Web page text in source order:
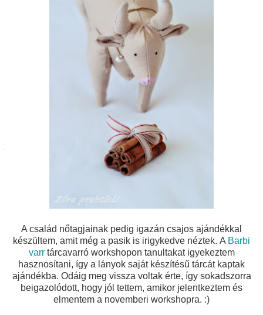
A család nőtagjainak pedig igazán csajos ajándékkal
készültem, amit még a pasik is irigykedve néztek. A Barbi
varrtárcavarró workshopon tanultakat igyekeztem
hasznosítani, így a lányok saját készítésű tárcát kaptak
ajándékba. Odáig meg vissza voltak érte, így sokadszorra
beigazolódott, hogy jól tettem, amikor jelentkeztem és
elmentem a novemberi workshopra. :)